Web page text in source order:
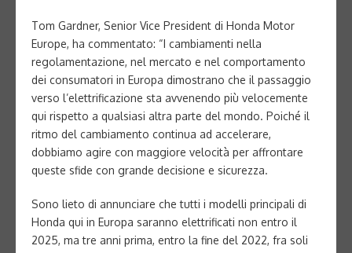
Tom Gardner, Senior Vice President di Honda Motor
Europe, ha commentato: “I cambiamenti nella
regolamentazione, nel mercato e nel comportamento
dei consumatori in Europa dimostrano che il passaggio
verso l’elettrificazione sta avvenendo più velocemente
qui rispetto a qualsiasi altra parte del mondo. Poiché il
ritmo del cambiamento continua ad accelerare,
dobbiamo agire con maggiore velocità per affrontare
queste sfide con grande decisione e sicurezza.
Sono lieto di annunciare che tutti i modelli principali di
Honda qui in Europa saranno elettrificati non entro il
2025, ma tre anni prima, entro la fine del 2022, fra soli